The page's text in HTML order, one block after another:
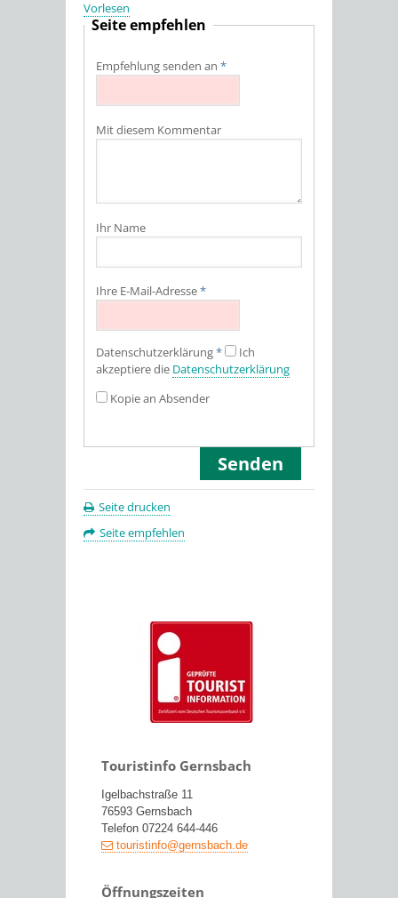
Vorlesen
Seite empfehlen
Empfehlung senden an *
Mit diesem Kommentar
Ihr Name
Ihre E-Mail-Adresse*
Datenschutz­erklärung*
Ich
akzeptiere die Datenschutz­erklärung
Kopie an Absender
Seite drucken
Seite empfehlen
Touristinfo Gernsbach
Igelbachstraße 11
76593 Gernsbach
Telefon 07224 644-446
touristinfo@gernsbach.de
Öffnungszeiten